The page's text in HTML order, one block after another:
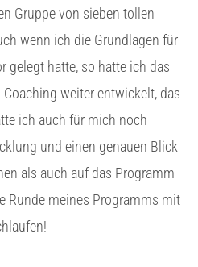
Gruppe von sieben tollen
wenn ich die Grundlagen für
gelegt hatte, so hatte ich das
weiter entwickelt, das
ich auch für mich noch
und einen genauen Blick
als auch auf das Programm
Runde meines Programms mit